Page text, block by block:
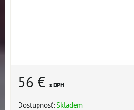
56 € s DPH
Dostupnosť: Skladem